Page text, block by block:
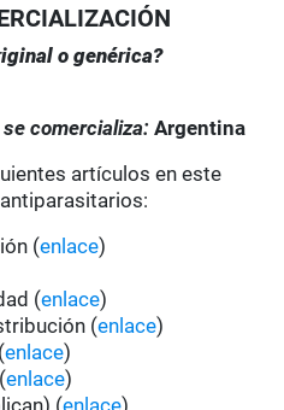
o genérica?
se comercializa:Argentina
artículos en este
(enlace)
(enlace)
(enlace)
enlace)
enlace)